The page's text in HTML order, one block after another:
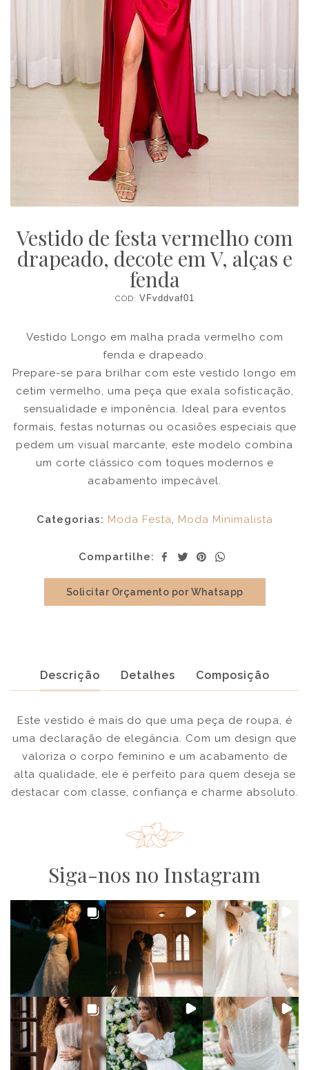
Vestido de festa vermelho com
drapeado, decote em V, alças e
fenda
COD: VFvddvaf01
Vestido Longo em malha prada vermelho com
fenda e drapeado.
Prepare-se para brilhar com este vestido longo em
cetim vermelho, uma peça que exala sofisticação,
sensualidade e imponência. Ideal para eventos
formais, festas noturnas ou ocasiões especiais que
pedem um visual marcante, este modelo combina
um corte clássico com toques modernos e
acabamento impecável.
Categorias: Moda Festa, Moda Minimalista
Compartilhe:
Solicitar Orçamento por Whatsapp
Descrição Detalhes Composição
Este vestido é mais do que uma peça de roupa, é
uma declaração de elegância. Com um design que
valoriza o corpo feminino e um acabamento de
alta qualidade, ele é perfeito para quem deseja se
destacar com classe, confiança e charme absoluto.
Siga-nos no Instagram